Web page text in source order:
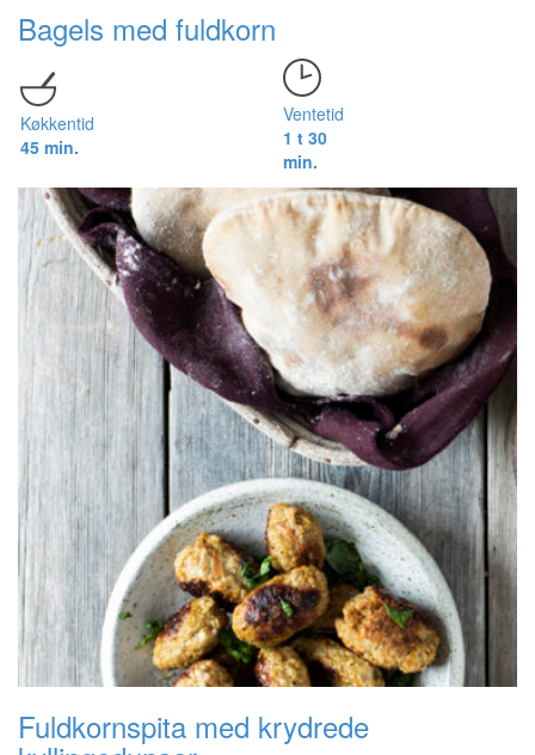
Bagels med fuldkorn
Køkkentid
45 min.
Ventetid
1 t 30
min.
Fuldkornspita med krydrede